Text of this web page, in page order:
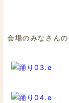
会場のみなさん